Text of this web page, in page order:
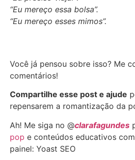
“Eu mereço essa bolsa”.
“Eu mereço esses mimos”.
Você já pensou sobre isso? Me
comentários!
Compartilhe esse post e ajude
repensarem a romantização da
Ah! Me siga no @clarafagundes
pop e conteúdos educativos
painel: Yoast SEO